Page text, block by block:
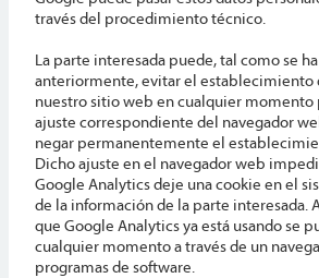
través del procedimiento técnico.
La parte interesada puede, tal como se
anteriormente, evitar el establecimiento
nuestro sitio web en cualquier momento
ajuste correspondiente del navegador
negar permanentemente el
Dicho ajuste en el navegador web
Google Analytics deje una cookie en el
de la información de la parte interesada.
que Google Analytics ya está usando se
cualquier momento a través de un
programas de software.